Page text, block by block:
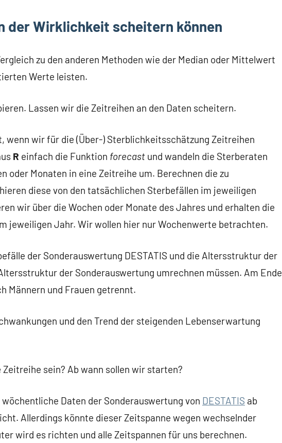
der Wirklichkeit scheitern können
zu den anderen Methoden wie der Median oder Mittelwert
Werte leisten.
Lassen wir die Zeitreihen an den Daten scheitern.
wenn wir für die (Über-) Sterblichkeitsschätzung Zeitreihen
R einfach die Funktion forecast und wandeln die Sterberaten
oder Monaten in eine Zeitreihe um. Berechnen die zu
diese von den tatsächlichen Sterbefällen im jeweiligen
wir über die Wochen oder Monate des Jahres und erhalten die
jeweiligen Jahr. Wir wollen hier nur Wochenwerte betrachten.
der Sonderauswertung DESTATIS und die Altersstruktur der
der Sonderauswertung umrechnen müssen. Am Ende
Männern und Frauen getrennt.
und den Trend der steigenden Lebenserwartung
sein? Ab wann sollen wir starten?
Daten der Sonderauswertung von DESTATIS ab
Allerdings könnte dieser Zeitspanne wegen wechselnder
wird es richten und alle Zeitspannen für uns berechnen.